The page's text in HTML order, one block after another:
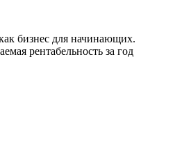
бизнес для начинающих.
рентабельность за год